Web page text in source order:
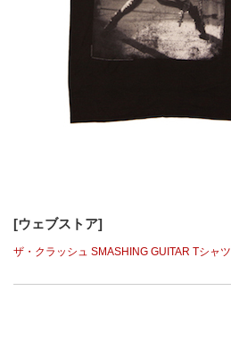
[ウェブストア]
ザ・クラッシュ SMASHING GUITAR Tシャツ